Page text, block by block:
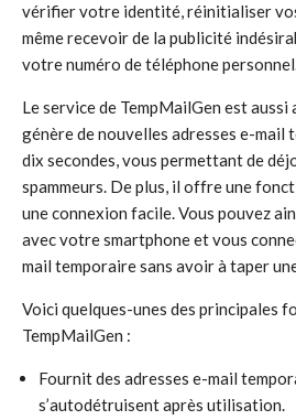
vérifier votre identité, réinitialiser
même recevoir de la publicité
votre numéro de téléphone
Le service de TempMailGen est aussi
génère de nouvelles adresses e-mail
dix secondes, vous permettant de
spammeurs. De plus, il offre une
une connexion facile. Vous pouvez
avec votre smartphone et vous
mail temporaire sans avoir à taper
Voici quelques-unes des principales
TempMailGen :
Fournit des adresses e-mail
s’autodétruisent après utilisation.